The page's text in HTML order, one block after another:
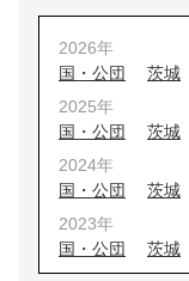
2026年
国・公団
茨城
2025年
国・公団
茨城
2024年
国・公団
茨城
2023年
国・公団
茨城